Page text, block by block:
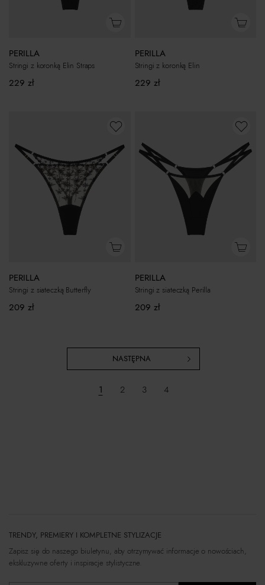
PERILLA
Stringi z koronką Elin Straps
229 zł
PERILLA
Stringi z koronką Elin
229 zł
PERILLA
Stringi z siateczką Butterfly
209 zł
PERILLA
Stringi z siateczką Perilla
209 zł
1 2 3 4
NASTĘPNA
TRENDY, PREMIERY I KOMPLETNE STYLIZACJE
Zapisz się do naszego biuletynu, aby otrzymywać informacje o nowościach,
ekskluzywne oferty i inspiracje stylistyczne.